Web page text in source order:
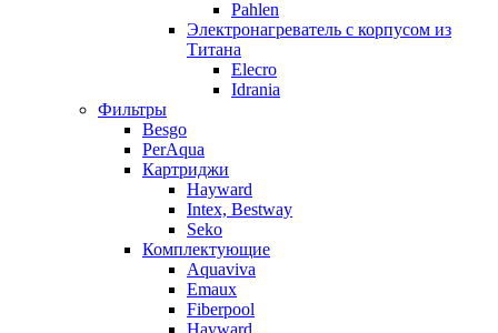
Pahlen
Электронагреватель с корпусом из
Титана
Elecro
Idrania
Фильтры
Besgo
PerAqua
Картриджи
Hayward
Intex, Bestway
Seko
Комплектующие
Aquaviva
Emaux
Fiberpool
Hayward